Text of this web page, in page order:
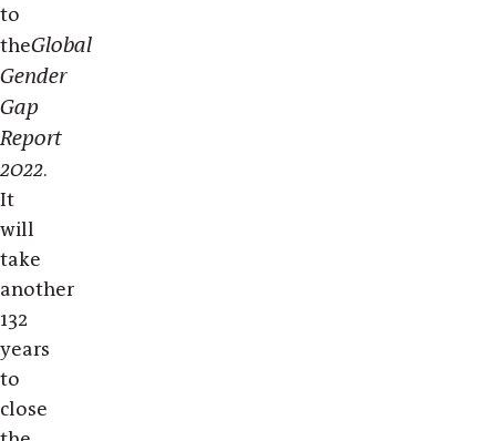
to
theGlobal
Gender
Gap
Report
2022.
It
will
take
another
132
years
to
close